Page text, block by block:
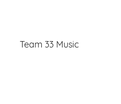
Team 33 Music